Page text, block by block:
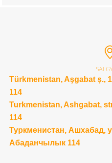
Türkmenistan, Aşgabat ş.,
114
Turkmenistan, Ashgabat,
114
Туркменистан, Ашхабад,
Абаданчылык 114